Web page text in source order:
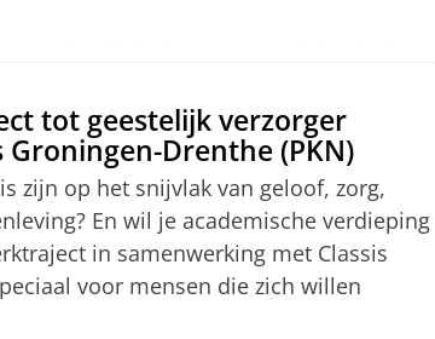
week college te volgen.
tot geestelijk verzorger
Groningen-Drenthe (PKN)
zijn op het snijvlak van geloof, zorg,
En wil je academische verdieping
in samenwerking met Classis
voor mensen die zich willen